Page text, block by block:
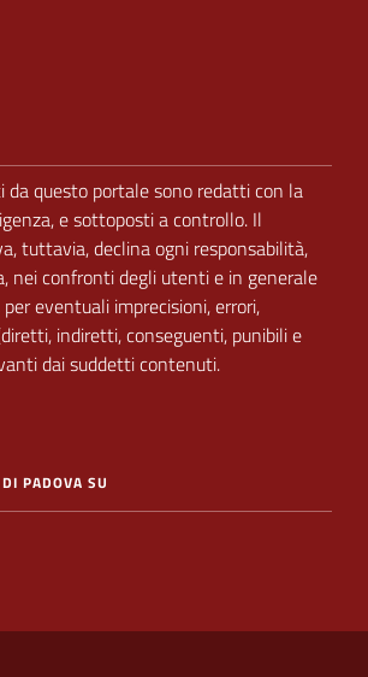
questo portale sono redatti con la
e sottoposti acontrollo. Il
tuttavia, declina ogni responsabilità,
neiconfronti degli utenti e in generale
eventuali imprecisioni, errori,
indiretti, conseguenti, punibili e
dai suddetti contenuti.
PADOVA SU